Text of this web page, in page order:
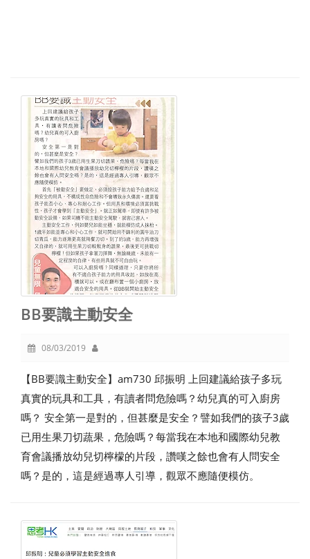
BB要識主動安全
08/03/2019
【BB要識主動安全】am730 邱振明 上回建議給孩子多玩
真實的玩具和工具，有讀者問危險嗎？幼兒真的可入廚房
嗎？ 安全第一是對的，但甚麼是安全？譬如我們的孩子3歲
已用生果刀切蔬果，危險嗎？每當我在本地和國際幼兒教
育會議播放幼兒切檸檬的片段，讚嘆之餘也會有人問安全
嗎？是的，這是經過專人引導，觀眾不應隨便模仿。